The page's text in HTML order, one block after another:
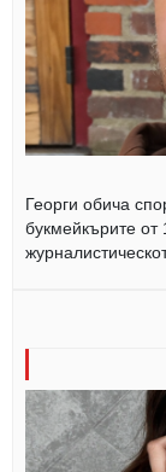
Георги обича
букмейкърите от